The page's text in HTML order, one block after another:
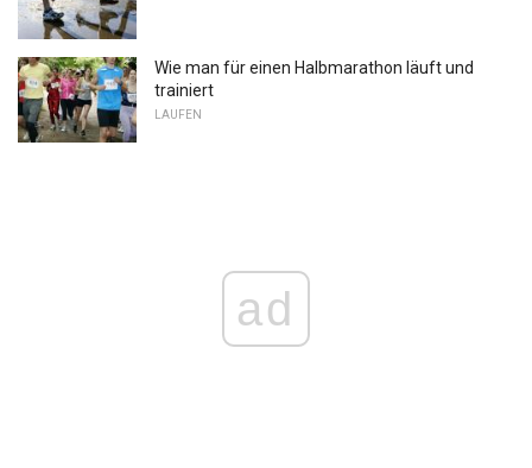
Wie man für einen Halbmarathon läuft und
trainiert
LAUFEN
ad